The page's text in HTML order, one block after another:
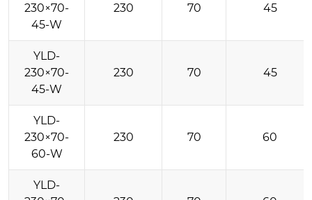
230×70-
45-W
230 70 45
YLD-
230×70-
45-W
230 70 45
YLD-
230×70-
60-W
230 70 60
YLD-